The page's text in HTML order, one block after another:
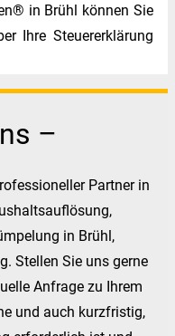
in Brühl können Sie
Ihre Steuererklärung
–
Partner in
in Brühl,
Stellen Sie uns gerne
Anfrage zu Ihrem
und auch kurzfristig,